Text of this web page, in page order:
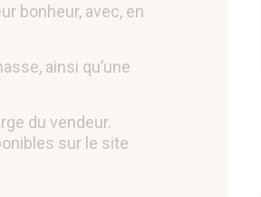
bonheur, avec, en
ainsi qu’une
du vendeur.
sur le site